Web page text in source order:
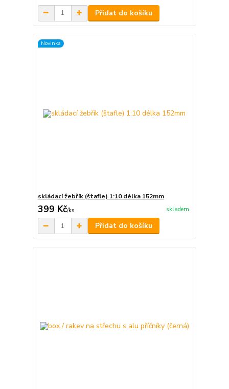
Přidat do košíku
Novinka
skládací žebřík (štafle) 1:10 délka 152mm
399 Kč/ks skladem
Přidat do košíku